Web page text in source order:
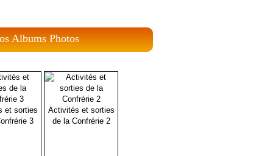
Albums Photos
et sorties
3
Activités et sorties
de la Confrérie 2